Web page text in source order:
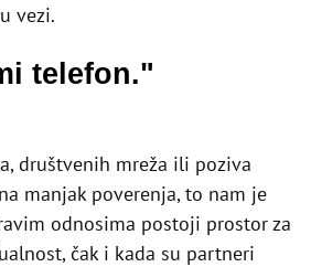
vezi.
telefon."
društvenih mreža ili poziva
manjak poverenja, to nam je
odnosima postoji prostor za
čak i kada su partneri